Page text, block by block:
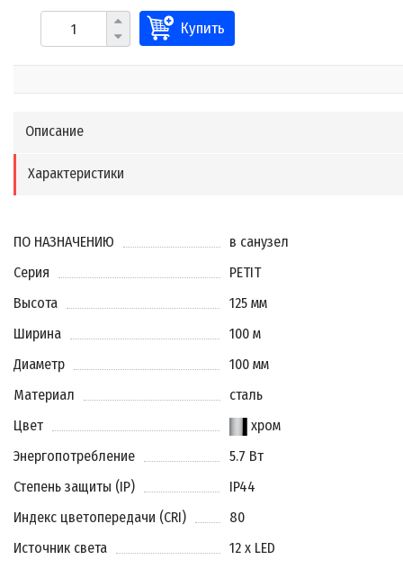
Купить
Описание
Характеристики
ПО НАЗНАЧЕНИЮ
в санузел
Серия
PETIT
Высота
125 мм
Ширина
100 м
Диаметр
100 мм
Материал
сталь
Цвет
хром
Энергопотребление
5.7 Вт
Степень защиты (IP)
IP44
Индекс цветопередачи (CRI)
80
Источник света
12 x LED